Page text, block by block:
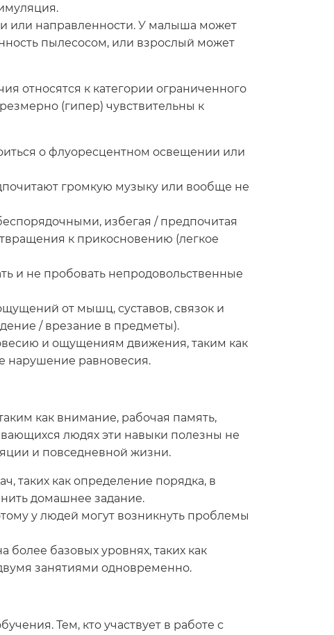
или направленности. У малыша может
пылесосом, или взрослый может
относятся к категории ограниченного
(гипер) чувствительны к
о флуоресцентном освещении или
громкую музыку или вообще не
избегая / предпочитая
к прикосновению (легкое
и не пробовать непродовольственные
от мышц, суставов, связок и
/ врезание в предметы).
и ощущениям движения, таким как
нарушение равновесия.
как внимание, рабочая память,
людях эти навыки полезны не
и повседневной жизни.
таких как определение порядка, в
домашнее задание.
у людей могут возникнуть проблемы
базовых уровнях, таких как
занятиями одновременно.
Тем, кто участвует в работе с